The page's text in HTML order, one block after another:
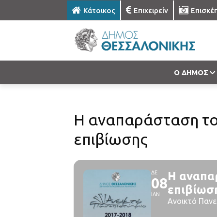
Κάτοικος Επιχειρείν
Ο ΔΗΜΟΣ
Η αναπαράσταση
επιβίωσης
ΔΕ
08
ΙΑΝ
Η
Ανοικτό